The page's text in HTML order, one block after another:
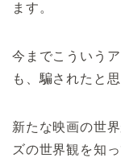
ます。
今までこういう
も、騙されたと
新たな映画の世
ズの世界観を知